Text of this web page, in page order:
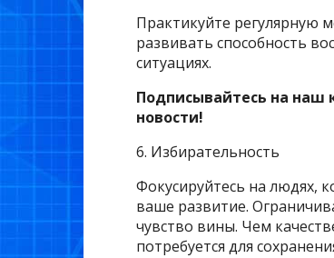
Практикуйте регулярную
развивать способность
ситуациях.
Подписывайтесь на наш
новости!
6. Избирательность
Фокусируйтесь на людях,
ваше развитие.
чувство вины. Чем
потребуется для